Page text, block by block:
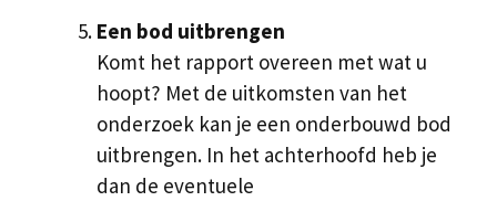
Een bod uitbrengen
Komt het rapport overeen met wat u
hoopt? Met de uitkomsten van het
onderzoek kan je een onderbouwd bod
uitbrengen. In het achterhoofd heb je
dan de eventuele